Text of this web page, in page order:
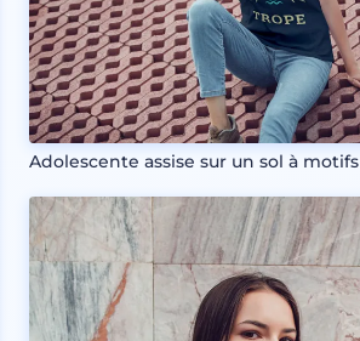
Adolescente assise sur un sol à motifs